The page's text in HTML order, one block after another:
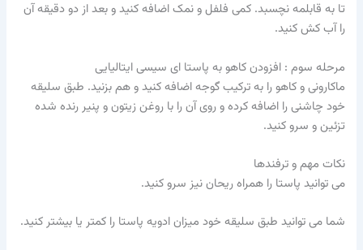
تا به قابلمه نچسبد. کمی فلفل و نمک اضافه کنید و بعد از دو دقیقه آن
را آب کش کنید.
مرحله سوم : افزودن کاهو به پاستا ای سیسی ایتالیایی
ماکارونی و کاهو را به ترکیب گوجه اضافه کنید و هم بزنید. طبق سلیقه
خود چاشنی را اضافه کرده و روی آن را با روغن زیتون و پنیر رنده شده
تزئین و سرو کنید.
نکات مهم و ترفندها
می توانید پاستا را همراه ریحان نیز سرو کنید.
شما می توانید طبق سلیقه خود میزان ادویه پاستا را کمتر یا بیشتر کنید.